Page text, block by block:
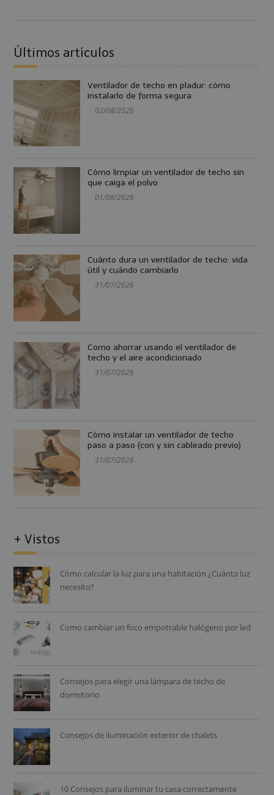
Últimos artículos
Ventilador de techo en pladur: cómo
instalarlo de forma segura
02/08/2026
Cómo limpiar un ventilador de techo sin
que caiga el polvo
01/08/2026
Cuánto dura un ventilador de techo: vida
útil y cuándo cambiarlo
31/07/2026
Como ahorrar usando el ventilador de
techo y el aire acondicionado
31/07/2026
Cómo instalar un ventilador de techo
paso a paso (con y sin cableado previo)
31/07/2026
+ Vistos
Cómo calcular la luz para una habitación ¿Cuánta luz
necesito?
Como cambiar un foco empotrable halógeno por led
Consejos para elegir una lámpara de techo de
dormitorio
Consejos de iluminación exterior de chalets
10 Consejos para iluminar tu casa correctamente